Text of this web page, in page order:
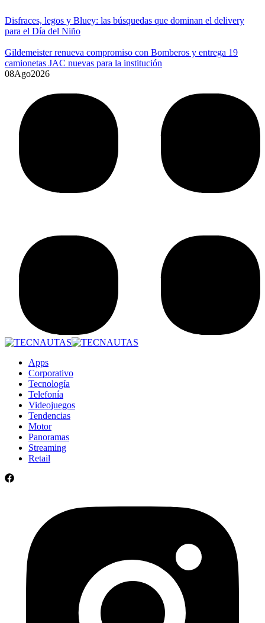
Disfraces, legos y Bluey: las búsquedas que dominan el delivery
para el Día del Niño
Gildemeister renueva compromiso con Bomberos y entrega 19
camionetas JAC nuevas para la institución
08Ago2026
Apps
Corporativo
Tecnología
Telefonía
Videojuegos
Tendencias
Motor
Panoramas
Streaming
Retail